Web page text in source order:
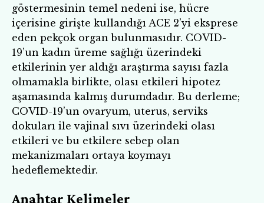
göstermesinin temel nedeni ise, hücre
içerisine girişte kullandığı ACE 2’yi eksprese
eden pekçok organ bulunmasıdır. COVID-
19’un kadın üreme sağlığı üzerindeki
etkilerinin yer aldığı araştırma sayısı fazla
olmamakla birlikte, olası etkileri hipotez
aşamasında kalmış durumdadır. Bu derleme;
COVID-19’un ovaryum, uterus, serviks
dokuları ile vajinal sıvı üzerindeki olası
etkileri ve bu etkilere sebep olan
mekanizmaları ortaya koymayı
hedeflemektedir.
Anahtar Kelimeler